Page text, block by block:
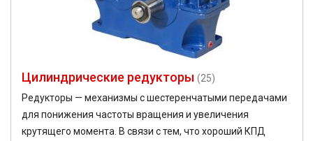
Цилиндрические редукторы (25)
Редукторы — механизмы с шестеренчатыми передачами
для понижения частоты вращения и увеличения
крутящего момента. В связи с тем, что хороший КПД